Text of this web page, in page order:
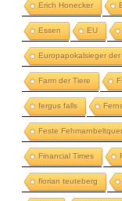
Erich Honecker
Essen EU
Europapokalsieger
Farm der Tiere
fergus falls
Feste
Financial Times
florian teuteberg